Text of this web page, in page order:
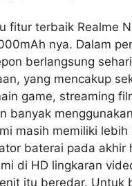
fitur terbaik Realme
nya. Dalam
berlangsung
yang mencakup
game, streaming
banyak
masih memiliki
baterai pada akhir
di HD lingkaran
itu beredar. Untuk